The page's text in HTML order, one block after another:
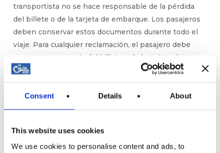
Consent Details About
This website uses cookies
We use cookies to personalise content and ads, to
transportista no se hace responsable de la pérdida
del billete o de la tarjeta de embarque. Los pasajeros
deben conservar estos documentos durante todo el
viaje. Para cualquier reclamación, el pasajero debe
presentar una copia del billete y de la tarjeta de
embarque; de lo contrario, no se podrá tramitar la
reclamación.
que están debidamente publicadas en todos los
puntos de venta oficiales y en el sitio web de la